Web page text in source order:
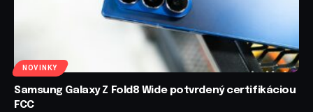
NOVINKY
Samsung Galaxy Z Fold8 Wide potvrdený certifikáciou
FCC